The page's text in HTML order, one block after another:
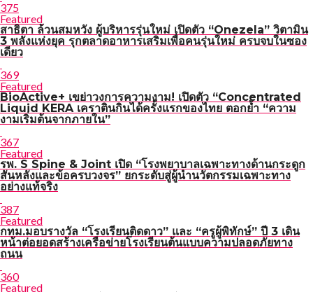
375
Featured
สาธิตา ล้วนสมหวัง ผู้บริหารรุ่นใหม่ เปิดตัว “Onezela” วิตามิน
3 พลังแห่งยุค รุกตลาดอาหารเสริมเพื่อคนรุ่นใหม่ ครบจบในซอง
เดียว
369
Featured
BioActive+ เขย่าวงการความงาม! เปิดตัว “Concentrated
Liquid KERA เคราตินกินได้ครั้งแรกของไทย ตอกย้ำ “ความ
งามเริ่มต้นจากภายใน”
367
Featured
รพ. S Spine & Joint เปิด “โรงพยาบาลเฉพาะทางด้านกระดูก
สันหลังและข้อครบวงจร” ยกระดับสู่ผู้นำนวัตกรรมเฉพาะทาง
อย่างแท้จริง
387
Featured
กทม.มอบรางวัล “โรงเรียนติดดาว” และ “ครูผู้พิทักษ์” ปี 3 เดิน
หน้าต่อยอดสร้างเครือข่ายโรงเรียนต้นแบบความปลอดภัยทาง
ถนน
360
Featured